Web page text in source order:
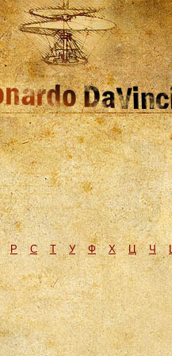
Р С Т У Ф Х Ц Ч